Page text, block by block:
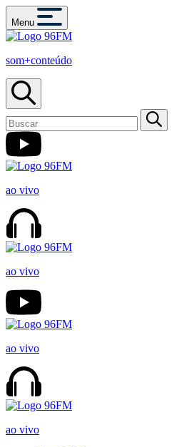
Menu
som+conteúdo
ao vivo
ao vivo
ao vivo
ao vivo